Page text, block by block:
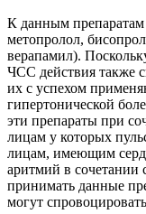
К данным препаратам
метопролол,
верапамил).
ЧСС действия также
их с успехом
гипертонической
эти препараты при
лицам у которых
лицам, имеющим
аритмий в сочетании
принимать данные
могут